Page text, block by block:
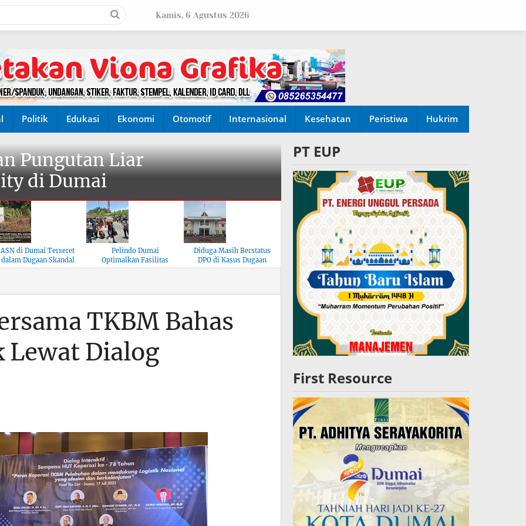
Kamis, 6 Agustus 2026
Politik Edukasi Ekonomi Otomotif Internasional Kesehatan Peristiwa Hukrim
Pungutan Liar
di Dumai
ASN di Dumai Terseret
dalam Dugaan Skandal
Integritas Aparatur
Pelindo Dumai
Optimalkan Fasilitas
untuk Kenyamanan Arus
Diduga Masih Berstatus
DPO di Kasus Dugaan
Pemalsuan Paspor, Polres
TKBM Bahas
Dialog
PT EUP
First Resource